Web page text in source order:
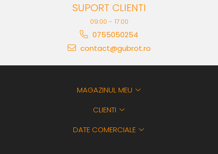
SUPORT CLIENTI
09:00 - 17:00
0755050254
contact@gubrot.ro
MAGAZINUL MEU
CLIENTI
DATE COMERCIALE